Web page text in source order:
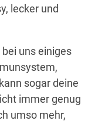
lecker und
uns einiges
sogar deine
immer genug
umso mehr,